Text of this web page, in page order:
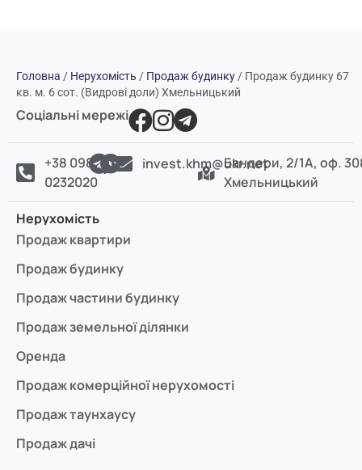
Головна / Нерухомість / Продаж будинку / Продаж будинку 67
кв. м. 6 сот. (Видрові доли) Хмельницький
Соціальні мережі
+38 098
0232020
invest.khm@ukr.netБандери, 2/1А, оф.
Хмельницький
Нерухомість
Продаж квартири
Продаж будинку
Продаж частини будинку
Продаж земельної ділянки
Оренда
Продаж комерційної нерухомості
Продаж таунхаусу
Продаж дачі